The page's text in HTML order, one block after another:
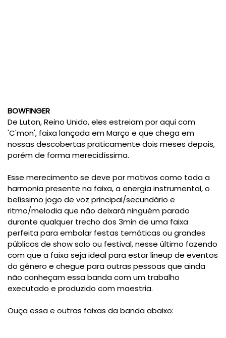
BOWFINGER
De Luton, Reino Unido, eles estreiam por aqui com
'C'mon', faixa lançada em Março e que chega em
nossas descobertas praticamente dois meses depois,
porém de forma merecidíssima.
Esse merecimento se deve por motivos como toda a
harmonia presente na faixa, a energia instrumental, o
belíssimo jogo de voz principal/secundário e
ritmo/melodia que não deixará ninguém parado
durante qualquer trecho dos 3min de uma faixa
perfeita para embalar festas temáticas ou grandes
públicos de show solo ou festival, nesse último fazendo
com que a faixa seja ideal para estar lineup de eventos
do gênero e chegue para outras pessoas que ainda
não conheçam essa banda com um trabalho
executado e produzido com maestria.
Ouça essa e outras faixas da banda abaixo: